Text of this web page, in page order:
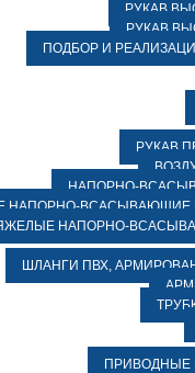
РУКАВ
РУКАВ
ПОДБОР И
РУКАВ
НАПОРНО-
НАПОРНО-ВСАСЫВАЮЩИЕ
НАПОРНО-
ШЛАНГИ ПВХ,
ПРИВОДНЫЕ